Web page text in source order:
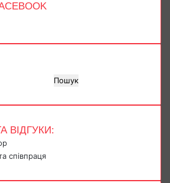
Пошук
ВІДГУКИ:
співпраця